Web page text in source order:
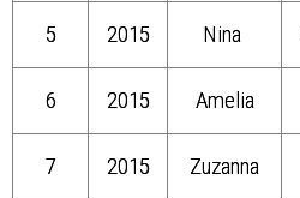
5
2015 Nina
6
2015 Amelia
7
2015 Zuzanna